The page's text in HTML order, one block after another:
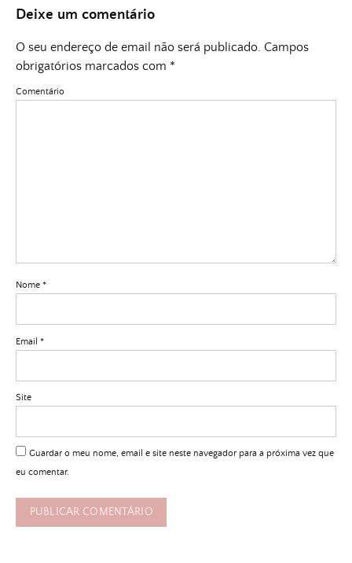
Deixe um comentário
O seu endereço de email não será publicado. Campos
obrigatórios marcados com *
Comentário
Nome *
Email *
Site
Guardar o meu nome, email e site neste navegador para a próxima vez que
eu comentar.